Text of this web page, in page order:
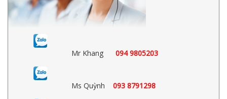
Mr Khang 094 9805203
Ms Quỳnh 093 8791298